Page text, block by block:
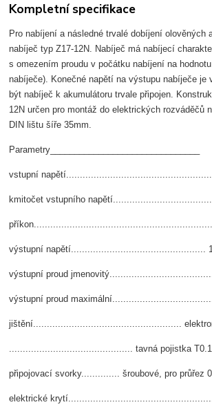
Kompletní specifikace
Pro nabíjení a následné trvalé dobíjení olověných
nabíječ typ Z17-12N. Nabíječ má nabíjecí
s omezením proudu v počátku nabíjení na
nabíječe). Konečné napětí na výstupu nabíječe je
být nabíječ k akumulátoru trvale připojen.
12N určen pro montáž do elektrických rozváděčů
DIN lištu šíře 35mm.
Parametry_______________________________
vstupní
kmitočet vstupního
výstupní napětí.................................................
výstupní proud
výstupní proud
jištění......................................................
............................................. tavná pojistka
připojovací svorky.............. šroubové, pro průřez
elektrické